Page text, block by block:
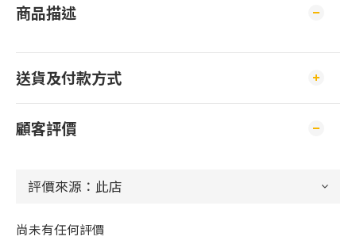
商品描述
送貨及付款方式
顧客評價
尚未有任何評價